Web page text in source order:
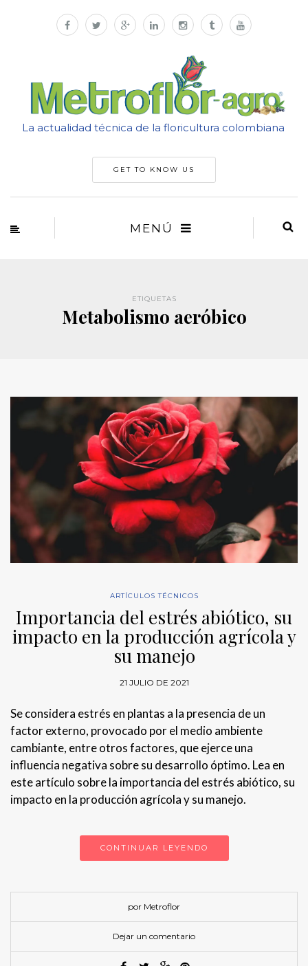
La actualidad técnica de la floricultura colombiana
GET TO KNOW US
MENÚ
ETIQUETAS
Metabolismo aeróbico
ARTÍCULOS TÉCNICOS
Importancia del estrés abiótico, su
impacto en la producción agrícola y
su manejo
21 JULIO DE 2021
Se considera estrés en plantas a la presencia de un
factor externo, provocado por el medio ambiente
cambiante, entre otros factores, que ejerce una
influencia negativa sobre su desarrollo óptimo. Lea en
este artículo sobre la importancia del estrés abiótico, su
impacto en la producción agrícola y su manejo.
CONTINUAR LEYENDO
por Metroflor
Dejar un comentario